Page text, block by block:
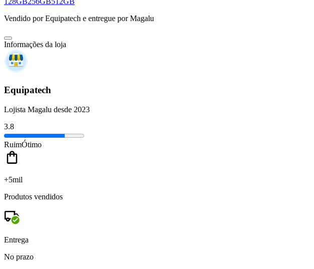
Vendido porEquipatech e entregue por Magalu
Informações da loja
Equipatech
Lojista Magalu desde 2023
3.8
RuimÓtimo
+5mil
Produtos vendidos
Entrega
No prazo